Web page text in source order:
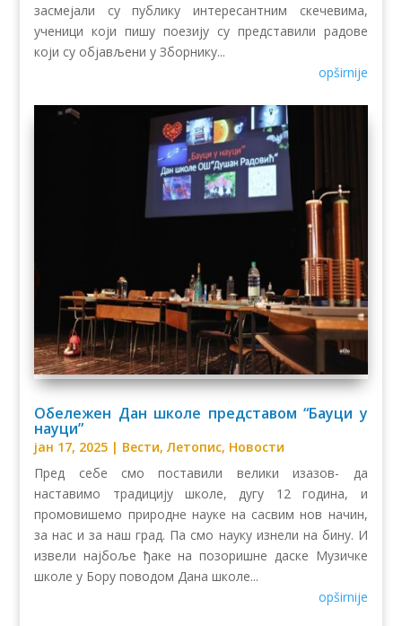
засмејали су публику интересантним скечевима,
ученици који пишу поезију су представили радове
који су објављени у Зборнику...
opširnije
Обележен Дан школе представом “Бауци у
науци”
јан 17, 2025 | Вести,Летопис, Новости
Пред себе смо поставили велики изазов- да
наставимо традицију школе, дугу 12 година, и
промовишемо природне науке на сасвим нов начин,
за нас и за наш град. Па смо науку изнели на бину. И
извели најбоље ђаке на позоришне даске Музичке
школе у Бору поводом Дана школе...
opširnije